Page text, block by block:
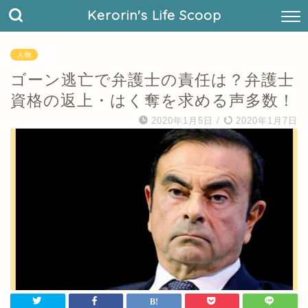
Kerorin's Life Scoop
人物
ゴーン逃亡で弁護士の責任は？弁護士
資格の返上・はく奪を求める声多数！
2020年1月5日 / 2020年1月7日